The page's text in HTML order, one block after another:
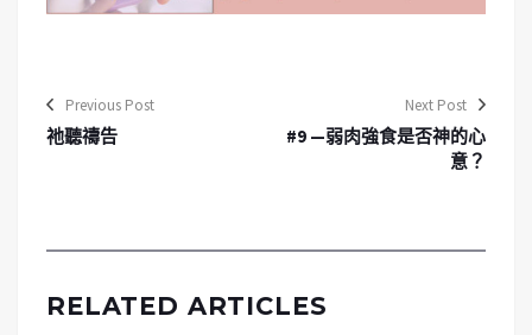
Previous Post
祂聽禱告
Next Post
#9 —弱肉強食是否神的心
意？
RELATED ARTICLES